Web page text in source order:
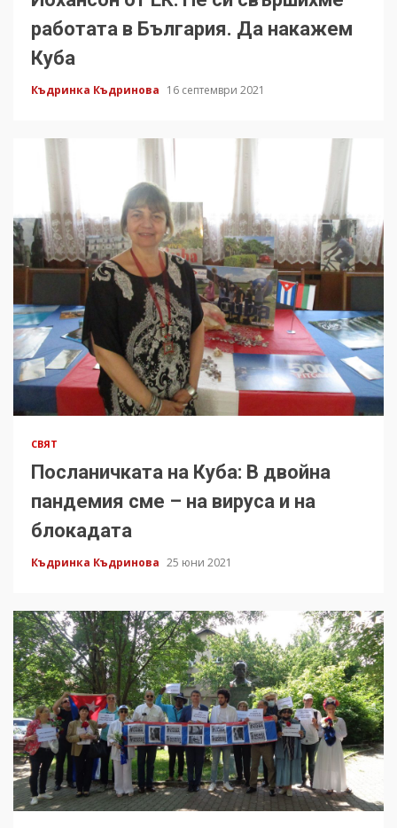
работата в България. Да накажем
Куба
Къдринка Къдринова 16 септември 2021
СВЯТ
Посланичката на Куба: В двойна
пандемия сме – на вируса и на
блокадата
Къдринка Къдринова 25 юни 2021